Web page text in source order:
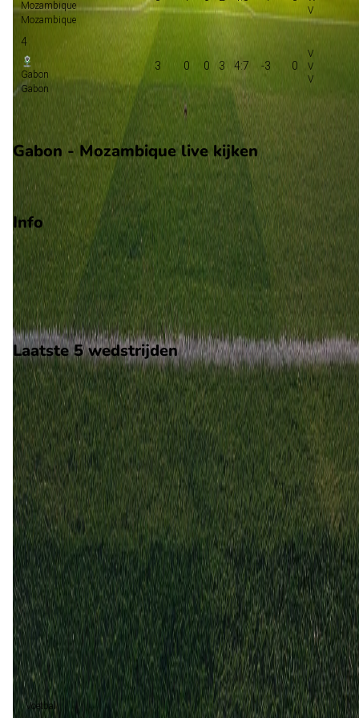
Mozambique
Mozambique
4
Gabon
Gabon
3 0 0 3 4:7 -3 0
Volgende ronde bracket
Gabon - Mozambique live kijken
Ziggo Sport
Info
Op 28 december 2025 gaat Gabon de strijd aan met
Mozambique. De wedstrijd wordt afgetrapt om 12:30 en
gespeeld in de Africa Cup of Nations.
Stadion: Adrar Stadium
Scheidsrechter: M. Melki
Laatste 5 wedstrijden
H2H
Gabon
Mozambique
28 dec
2025
Gabon
Mozambique
2
14 nov
2015
Gabon
Mozambique
10
11 nov2015
Mozambique
Gabon
10
6 jan 2010
Gabon
Mozambique
20
Gabon (2) 50%
Mozambique (2) 50%
Voetbal